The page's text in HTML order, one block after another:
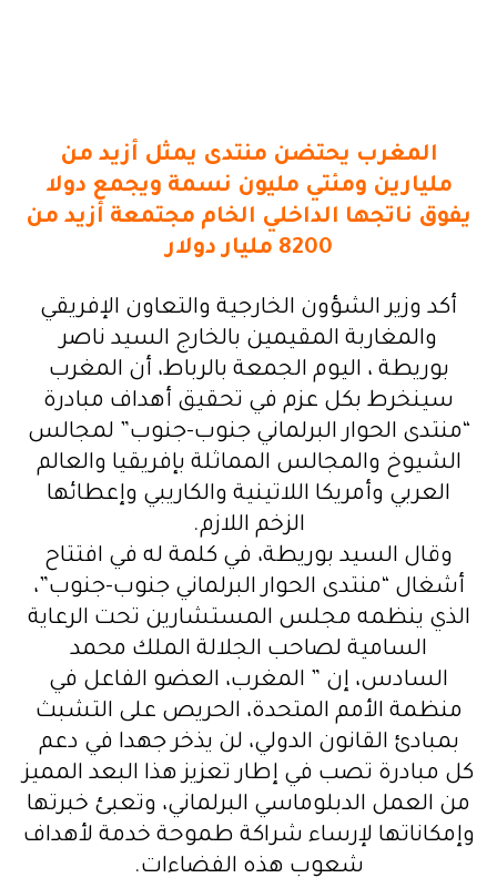
المغرب يحتضن منتدى يمثل أزيد من
مليارين ومئتي مليون نسمة ويجمع دولا
يفوق ناتجها الداخلي الخام مجتمعة أزيد من
8200 مليار دولار
أكد وزير الشؤون الخارجية والتعاون الإفريقي
والمغاربة المقيمين بالخارج السيد ناصر
بوريطة ، اليوم الجمعة بالرباط، أن المغرب
سينخرط بكل عزم في تحقيق أهداف مبادرة
“منتدى الحوار البرلماني جنوب-جنوب” لمجالس
الشيوخ والمجالس المماثلة بإفريقيا والعالم
العربي وأمريكا اللاتينية والكاريبي وإعطائها
الزخم اللازم.
وقال السيد بوريطة، في كلمة له في افتتاح
أشغال “منتدى الحوار البرلماني جنوب-جنوب”،
الذي ينظمه مجلس المستشارين تحت الرعاية
السامية لصاحب الجلالة الملك محمد
السادس، إن ” المغرب، العضو الفاعل في
منظمة الأمم المتحدة، الحريص على التشبث
بمبادئ القانون الدولي، لن يذخر جهدا في دعم
كل مبادرة تصب في إطار تعزيز هذا البعد المميز
من العمل الدبلوماسي البرلماني، وتعبئ خبرتها
وإمكاناتها لإرساء شراكة طموحة خدمة لأهداف
شعوب هذه الفضاءات.